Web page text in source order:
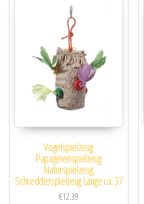
Vogelspielzeug
Papageienspielzeug
Naturspielzeug
Schredderspielzeug Länge ca. 37
cm
€12.39